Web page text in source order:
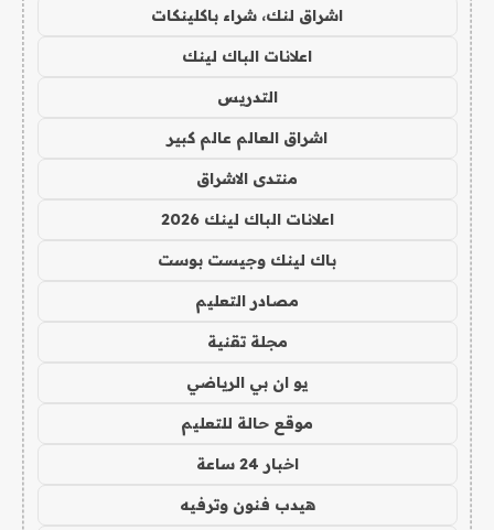
اشراق لنك، شراء باكلينكات
اعلانات الباك لينك
التدريس
اشراق العالم عالم كبير
منتدى الاشراق
اعلانات الباك لينك 2026
باك لينك وجيست بوست
مصادر التعليم
مجلة تقنية
يو ان بي الرياضي
موقع حالة للتعليم
اخبار 24 ساعة
هيدب فنون وترفيه